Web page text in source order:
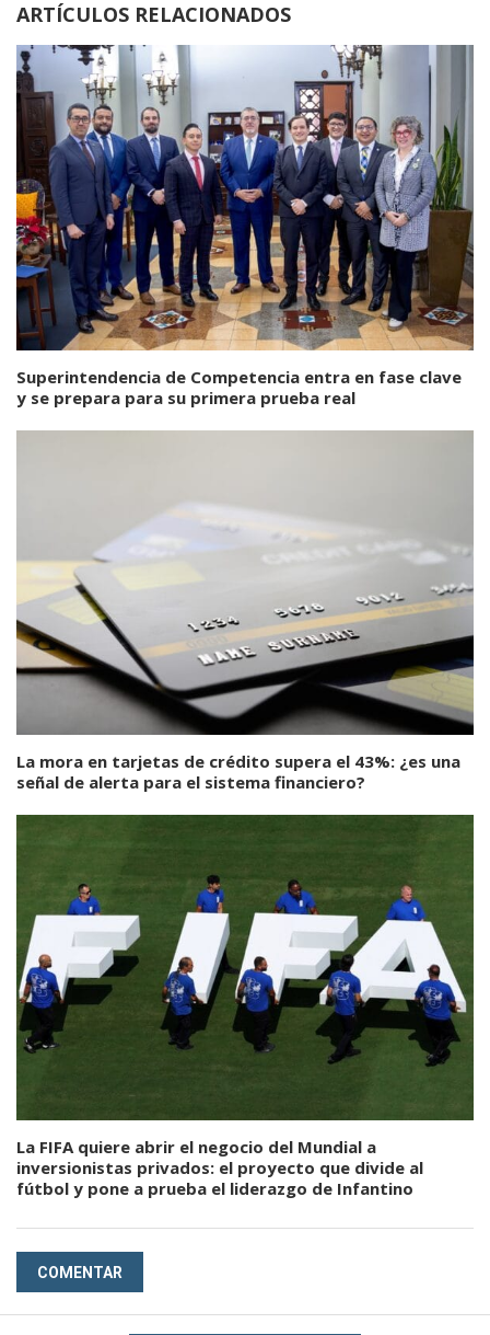
ARTÍCULOS RELACIONADOS
Superintendencia de Competencia entra en fase clave
y se prepara para su primera prueba real
La mora en tarjetas de crédito supera el 43%: ¿es una
señal de alerta para el sistema financiero?
La FIFA quiere abrir el negocio del Mundial a
inversionistas privados: el proyecto que divide al
fútbol y pone a prueba el liderazgo de Infantino
COMENTAR